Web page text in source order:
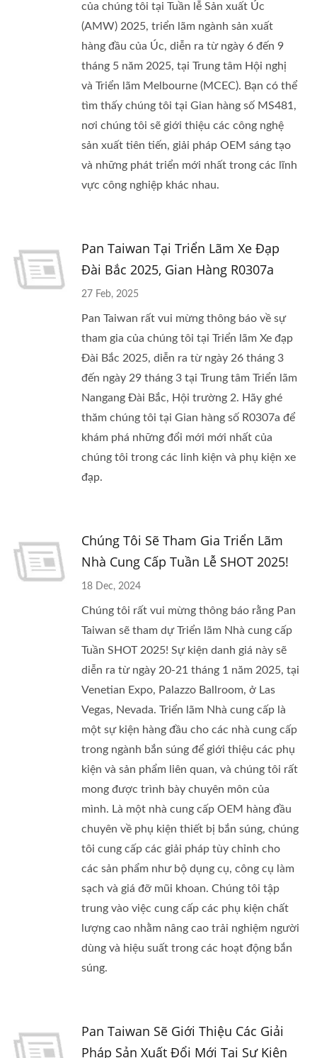
của chúng tôi tại Tuần lễ Sản xuất Úc
(AMW) 2025, triển lãm ngành sản xuất
hàng đầu của Úc, diễn ra từ ngày 6 đến 9
tháng 5 năm 2025, tại Trung tâm Hội nghị
và Triển lãm Melbourne (MCEC). Bạn có thể
tìm thấy chúng tôi tại Gian hàng số MS481,
nơi chúng tôi sẽ giới thiệu các công nghệ
sản xuất tiên tiến, giải pháp OEM sáng tạo
và những phát triển mới nhất trong các lĩnh
vực công nghiệp khác nhau.
Pan Taiwan Tại Triển Lãm Xe Đạp
Đài Bắc 2025, Gian Hàng R0307a
27 Feb, 2025
Pan Taiwan rất vui mừng thông báo về sự
tham gia của chúng tôi tại Triển lãm Xe đạp
Đài Bắc 2025, diễn ra từ ngày 26 tháng 3
đến ngày 29 tháng 3 tại Trung tâm Triển lãm
Nangang Đài Bắc, Hội trường 2. Hãy ghé
thăm chúng tôi tại Gian hàng số R0307a để
khám phá những đổi mới mới nhất của
chúng tôi trong các linh kiện và phụ kiện xe
đạp.
Chúng Tôi Sẽ Tham Gia Triển Lãm
Nhà Cung Cấp Tuần Lễ SHOT 2025!
18 Dec, 2024
Chúng tôi rất vui mừng thông báo rằng Pan
Taiwan sẽ tham dự Triển lãm Nhà cung cấp
Tuần SHOT 2025! Sự kiện danh giá này sẽ
diễn ra từ ngày 20-21 tháng 1 năm 2025, tại
Venetian Expo, Palazzo Ballroom, ở Las
Vegas, Nevada. Triển lãm Nhà cung cấp là
một sự kiện hàng đầu cho các nhà cung cấp
trong ngành bắn súng để giới thiệu các phụ
kiện và sản phẩm liên quan, và chúng tôi rất
mong được trình bày chuyên môn của
mình. Là một nhà cung cấp OEM hàng đầu
chuyên về phụ kiện thiết bị bắn súng, chúng
tôi cung cấp các giải pháp tùy chỉnh cho
các sản phẩm như bộ dụng cụ, công cụ làm
sạch và giá đỡ mũi khoan. Chúng tôi tập
trung vào việc cung cấp các phụ kiện chất
lượng cao nhằm nâng cao trải nghiệm người
dùng và hiệu suất trong các hoạt động bắn
súng.
Pan Taiwan Sẽ Giới Thiệu Các Giải
Pháp Sản Xuất Đổi Mới Tại Sự Kiện